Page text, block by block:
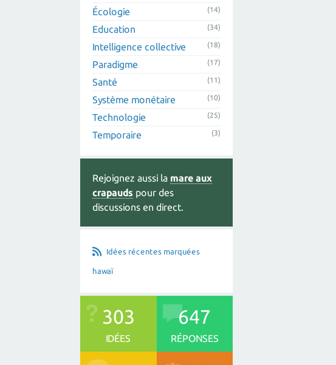
Écologie (14)
Education (34)
Intelligence collective (18)
Paradigme (17)
Santé (11)
Système monétaire (10)
Technologie (25)
Temporaire (3)
Rejoignez aussi la mare aux
crapauds pour des
discussions en direct.
Idées récentes marquées
hawaï
303
IDÉES
647
RÉPONSES